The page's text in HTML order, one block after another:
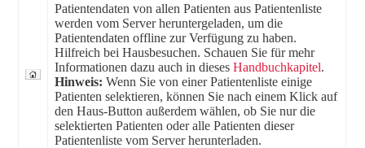
Patientendaten von allen Patienten aus Patientenliste
werden vom Server heruntergeladen, um die
Patientendaten offline zur Verfügung zu haben.
Hilfreich bei Hausbesuchen. Schauen Sie für mehr
Informationen dazu auch in dieses Handbuchkapitel.
Hinweis: Wenn Sie von einer Patientenliste einige
Patienten selektieren, können Sie nach einem Klick auf
den Haus-Button außerdem wählen, ob Sie nur die
selektierten Patienten oder alle Patienten dieser
Patientenliste vom Server herunterladen.